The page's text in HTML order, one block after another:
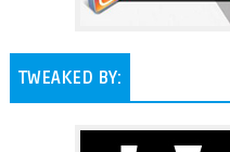
TWEAKED BY: